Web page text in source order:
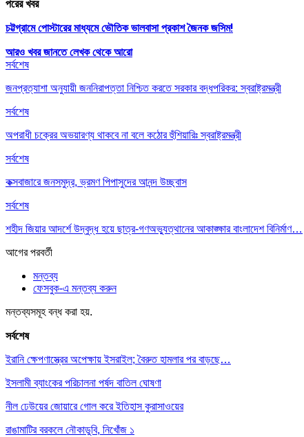
পরের খবর
চট্টগ্রামে পোস্টারের মাধ্যমে ভৌতিক ভালবাসা প্রকাশ জৈনক জসিম!
আরও খবর জানতে লেখক থেকে আরো
সর্বশেষ
জনপ্রত্যাশা অনুযায়ী জননিরাপত্তা নিশ্চিত করতে সরকার বদ্ধপরিকর: স্বরাষ্ট্রমন্ত্রী
সর্বশেষ
অপরাধী চক্রের অভয়ারণ্য থাকবে না বলে কঠোর হুঁশিয়ারিঃ স্বরাষ্ট্রমন্ত্রী
সর্বশেষ
কক্সবাজারে জনসমুদ্র, ভ্রমণ পিপাসুদের আনন্দ উচ্ছ্বাস
সর্বশেষ
শহীদ জিয়ার আদর্শে উদ্বুদ্ধ হয়ে ছাত্র-গণঅভ্যুত্থানের আকাঙ্ক্ষার বাংলাদেশ বিনির্মাণ…
আগেরপরবর্তী
মন্তব্য
ফেসবুক-এ মন্তব্য করুন
মন্তব্যসমূহ বন্ধ করা হয়.
সর্বশেষ
ইরানি ক্ষেপণাস্ত্রের অপেক্ষায় ইসরাইল; বৈরুত হামলার পর বাড়ছে…
ইসলামী ব্যাংকের পরিচালনা পর্ষদ বাতিল ঘোষণা
নীল ঢেউয়ের জোয়ারে গোল করে ইতিহাস কুরাসাওয়ের
রাঙামাটির বরকলে নৌকাডুবি, নিখোঁজ ১